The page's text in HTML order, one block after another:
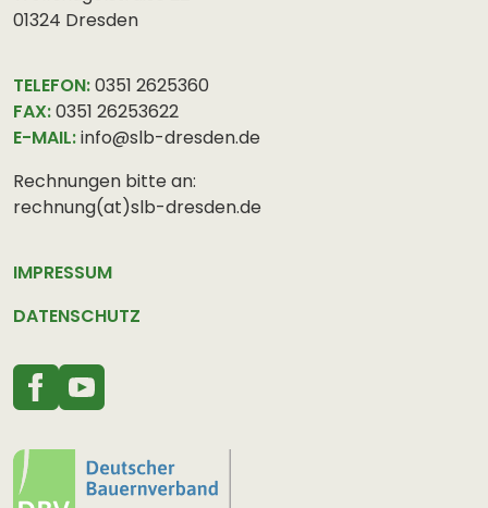
01324 Dresden
TELEFON:0351 2625360
FAX:0351 26253622
E-MAIL:info@slb-dresden.de
Rechnungen bitte an:
rechnung(at)slb-dresden.de
IMPRESSUM
DATENSCHUTZ